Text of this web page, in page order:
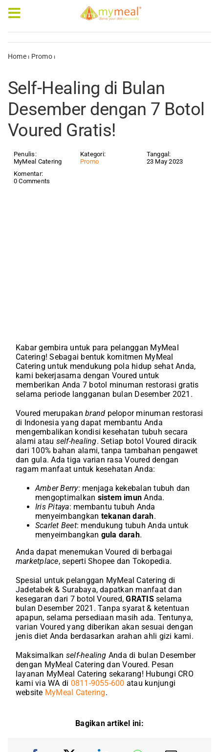
Toggle
Navigation
Caterings
Rewards
Company Profile
Home⏐ Promo⏐
Self-Healing di Bulan
Desember dengan 7 Botol
Voured Gratis!
Penulis:
MyMeal Catering
Kategori:
Promo
Tanggal:
23 May 2023
Komentar:
0 Comments
Kabar gembira untuk para pelanggan MyMeal
Catering! Sebagai bentuk komitmen MyMeal
Catering untuk mendukung pola hidup sehat Anda,
kami bekerjasama dengan Voured untuk
memberikan Anda 7 botol minuman restorasi gratis
selama periode langganan bulan Desember 2021.
Voured merupakanbrand pelopor minuman restorasi
di Indonesia yang dapat membantu Anda
mengembalikan kondisi kesehatan tubuh secara
alami atau self-healing. Setiap botol Voured diracik
dari 100% bahan alami, tanpa tambahan pengawet
dan gula. Ada tiga varian rasa Voured dengan
ragam manfaat untuk kesehatan Anda:
Amber Berry: menjaga kekebalan tubuh dan
mengoptimalkan sistem imun Anda.
Iris Pitaya: membantu tubuh Anda
menyeimbangkan tekanan darah.
Scarlet Beet: mendukung tubuh Anda untuk
menyeimbangkan gula darah.
Anda dapat menemukan Voured di berbagai
marketplace, seperti Shopee dan Tokopedia.
Spesial untuk pelanggan MyMeal Catering di
Jadetabek & Surabaya, dapatkan manfaat dan
kesegaran dari 7 botol Voured,GRATISselama
bulan Desember 2021. Tanpa syarat & ketentuan
apapun, selama persediaan masih ada. Tentunya,
varian Voured yang diberikan akan sesuai dengan
jenis diet Anda berdasarkan arahan ahli gizi kami.
Maksimalkan self-healing Anda di bulan Desember
dengan MyMeal Catering dan Voured. Pesan
layanan MyMeal Catering sekarang! Hubungi CRO
kami via WA di 0811-9055-600 atau kunjungi
website MyMeal Catering.
Bagikan artikel ini: